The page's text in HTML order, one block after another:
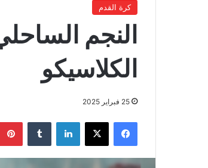
كرة القدم
النجم
الكلاسيكو
25 فبراير 2025
فيسبوك ‫X لينكدإن